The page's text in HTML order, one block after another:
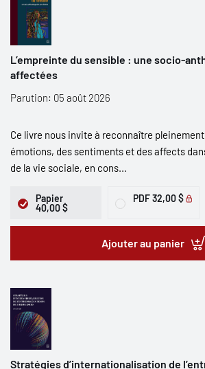
L’empreinte du sensible : une socio-
affectées
Parution: 05 août 2026
Ce livre nous invite à reconnaître
émotions, des sentiments et des affects
de la vie sociale, en cons...
Papier
40,00 $
PDF32,00 $
Ajouter au panier
Stratégies d’internationalisation de